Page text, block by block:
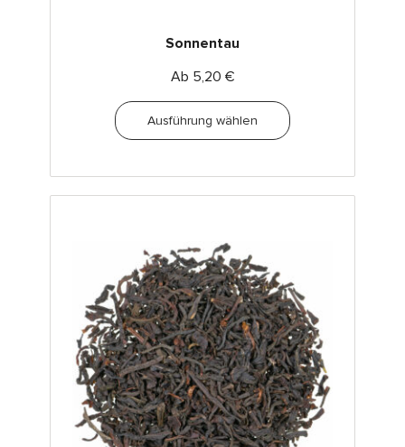
Sonnentau
Ab 5,20 €
Ausführung wählen